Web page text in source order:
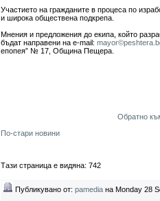
Участието на гражданите в процеса по
и широка обществена подкрепа.
Мнения и предложения до екипа, който
бъдат направени на e-mail:
епопея” № 17, Община Пещера.
Обратно
По-стари новини
Тази страница е видяна: 742
Публикувано от: pamedia на Monday 28